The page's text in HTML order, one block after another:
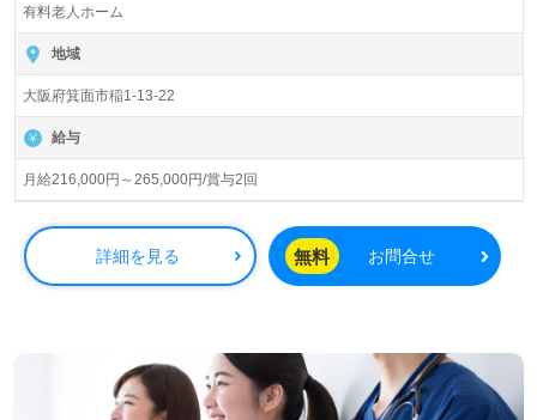
入居定員56名（56室/全室個室）『メディカルリハビリホ
ームグランダ箕面』株式会社会社ベネッセスタイルケア
Benesse Style Care Co.,Ltd. （本社：東京都西新宿） 様の
運営です。従業員18,200人以上、26年の実績、全国に350
拠点以上の有料老人ホーム、教育/学童領域で事業展開され
上の介護サービスをご提供。資格支援制度や教育研修プロ
グラムも充実。『入社してよかった！』のお声も届く企業
様です。
◎『資格支援制度活用で資格を取得した』『新たな目標が
看護助手や介護職経験のある方はもちろん、これから介護
職を目指される方も幅広く募集します。何でも話しやす
い、相談しやすい職場の雰囲気、うれしい資格支援制度や
有料老人ホーム
地域
大阪府箕面市稲1-13-22
給与
月給216,000円～265,000円/賞与2回
詳細を見る 無料 お問合せ